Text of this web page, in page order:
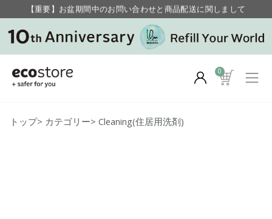
【重要】お盆期間中のお問い合わせと商品配送に関しまして
毎月お得にポイントが貯まる！ “月のポイントアップデー”
0
トップ> カテゴリー> Cleaning(住居用洗剤)